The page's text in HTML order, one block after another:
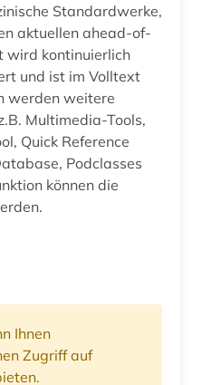
Standardwerke,
aktuellen ahead-of-
wird kontinuierlich
und ist im Volltext
Multimedia-Tools,
Quick Reference
Podclasses
können die
Ihnen
Zugriff auf